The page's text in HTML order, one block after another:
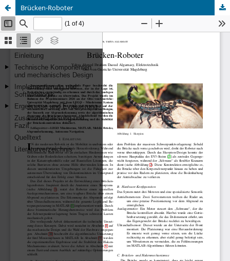
Brücken-Roboter